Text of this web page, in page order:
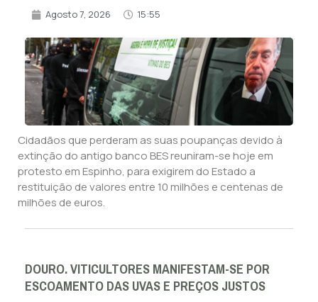
Agosto 7, 2026 15:55
Cidadãos que perderam as suas poupanças devido à
extinção do antigo banco BES reuniram-se hoje em
protesto em Espinho, para exigirem do Estado a
restituição de valores entre 10 milhões e centenas de
milhões de euros.
DOURO. VITICULTORES MANIFESTAM-SE POR
ESCOAMENTO DAS UVAS E PREÇOS JUSTOS